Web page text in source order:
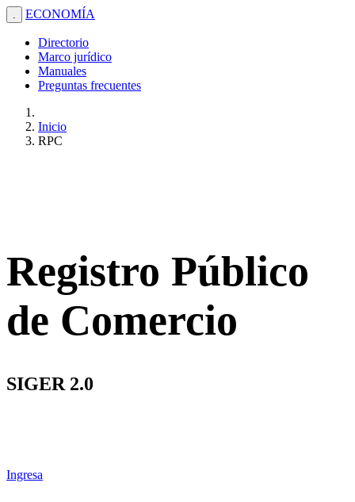
. ECONOMÍA
Directorio
Marco jurídico
Manuales
Preguntas frecuentes
Inicio
RPC
Registro Público
de Comercio
SIGER 2.0
Ingresa